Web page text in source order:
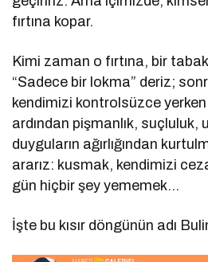
fırtına kopar.
Kimi zaman o fırtına, bir
“Sadece bir lokma” deriz;
kendimizi kontrolsüzce
ardından pişmanlık, suçluluk,
duyguların ağırlığından
ararız: kusmak, kendimizi
gün hiçbir şey yememek…
İşte bu kısır döngünün adı